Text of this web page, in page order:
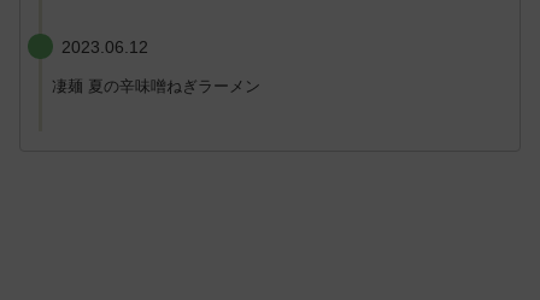
2023.06.12
凄麺 夏の辛味噌ねぎラーメン